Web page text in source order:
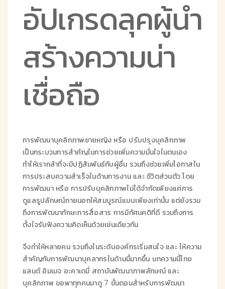
อัปเกรดลุคผู้นำ
สร้างความน่า
เชื่อถือ
การพัฒนาบุคลิกภาพชายหญิง หรือ ปรับปรุงบุคลิกภาพ
เป็นกระบวนการสำคัญในการช่วยเพิ่มความมั่นใจในตนเอง
ทำให้เรากล้าที่จะมีปฏิสัมพันธ์กับผู้อื่น รวมถึงช่วยเพิ่มโอกาสใน
การประสบความสำเร็จในด้านการงาน และ ชีวิตส่วนตัว โดย
การพัฒนา หรือ การปรับบุคลิกภาพไม่ได้จำกัดเพียงแค่การ
ดูแลรูปลักษณ์ภายนอกให้สมบูรณ์แบบเพียงเท่านั้น แต่ยังรวม
ถึงการพัฒนาทักษะการสื่อสาร การมีทัศนคติที่ดี รวมถึงการ
ตั้งใจรับฟังความคิดเห็นด้วยเช่นเดียวกัน
จึงทำให้หลายคน รวมถึงในระดับองค์กรเริ่มสนใจ และ ให้ความ
สำคัญกับการพัฒนาบุคลากรในด้านนี้มากขึ้น บทความนี้ไทย
แลนด์ อิมเมจ อะคาเดมี่ สถาบันพัฒนาภาพลักษณ์ และ
บุคลิกภาพ ขอพาทุกคนมาดู 7 ขั้นตอนสำหรับการพัฒนา